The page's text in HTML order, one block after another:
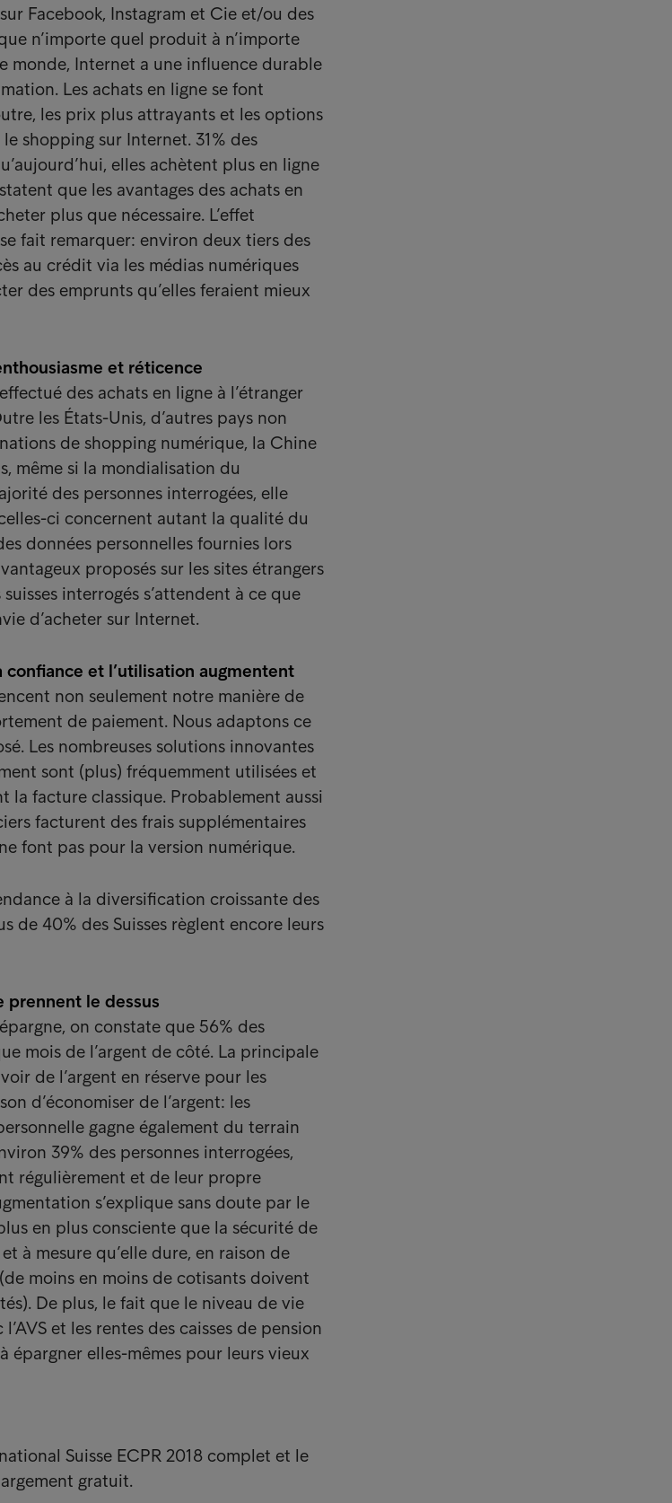
Facebook, Instagram et Cie et/ou des
n’importe quel produit à n’importe
monde, Internet a une influence durable
Les achats en ligne se font
les prix plus attrayants et les options
shopping sur Internet. 31% des
elles achètent plus en ligne
que les avantages des achats en
plus que nécessaire. L’effet
fait remarquer: environ deux tiers des
au crédit via les médias numériques
des emprunts qu’elles feraient mieux
et réticence
des achats en ligne à l’étranger
les États-Unis, d’autres pays non
de shopping numérique, la Chine
même si la mondialisation du
des personnes interrogées, elle
ci concernent autant la qualité du
données personnelles fournies lors
proposés sur les sites étrangers
interrogés s’attendent à ce que
d’acheter sur Internet.
et l’utilisation augmentent
non seulement notre manière de
de paiement. Nous adaptons ce
Les nombreuses solutions innovantes
sont (plus) fréquemment utilisées et
la facture classique. Probablement aussi
facturent des frais supplémentaires
font pas pour la version numérique.
à la diversification croissante des
de 40% des Suisses règlent encore leurs
prennent le dessus
on constate que 56% des
mois de l’argent de côté. La principale
de l’argent en réserve pour les
d’économiser de l’argent: les
gagne également du terrain
39% des personnes interrogées,
régulièrement et de leur propre
s’explique sans doute par le
en plus consciente que la sécurité de
à mesure qu’elle dure, en raison de
moins en moins de cotisants doivent
De plus, le fait que le niveau de vie
et les rentes des caisses de pension
épargner elles-mêmes pour leurs vieux
Suisse ECPR 2018 complet et le
gratuit.